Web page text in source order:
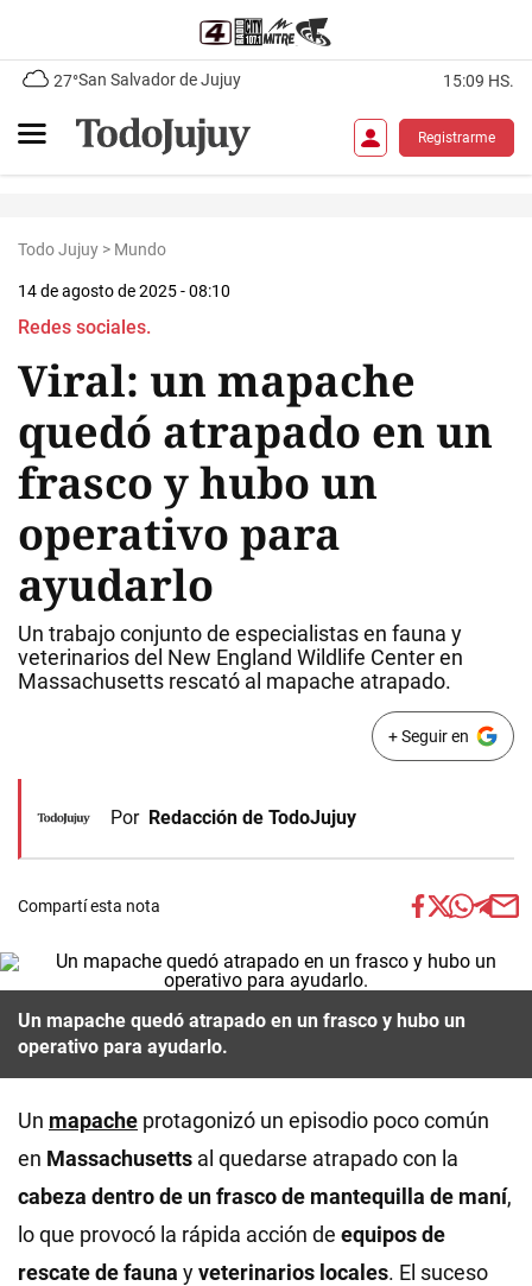
27°San Salvador de Jujuy 15:09 HS.
Registrarme
Todo Jujuy > Mundo
14 de agosto de 2025 - 08:10
Redes sociales.
Viral: un mapache
quedó atrapado en un
frasco y hubo un
operativo para
ayudarlo
Un trabajo conjunto de especialistas en fauna y
veterinarios del New England Wildlife Center en
Massachusetts rescató al mapache atrapado.
+ Seguir en
Por Redacción de TodoJujuy
Compartí esta nota
Un mapache quedó atrapado en un frasco y hubo un
operativo para ayudarlo.
Un mapache protagonizó un episodio poco común
en Massachusetts al quedarse atrapado con la
cabeza dentro de un frasco de mantequilla de maní,
lo que provocó la rápida acción de equipos de
rescate de fauna yveterinarios locales. El suceso